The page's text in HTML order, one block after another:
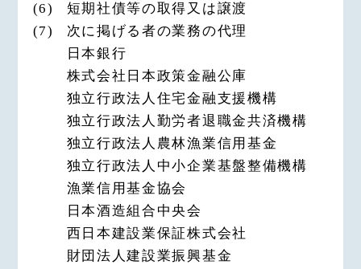
(6)
短期社債等の取得又は譲渡
(7)
次に掲げる者の業務の代理
日本銀行
株式会社日本政策金融公庫
独立行政法人住宅金融支援機構
独立行政法人勤労者退職金共済機構
独立行政法人農林漁業信用基金
独立行政法人中小企業基盤整備機構
漁業信用基金協会
日本酒造組合中央会
西日本建設業保証株式会社
財団法人建設業振興基金